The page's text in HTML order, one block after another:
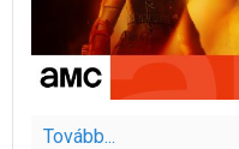
Tovább...